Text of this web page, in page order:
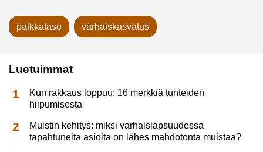
palkkataso varhaiskasvatus
Luetuimmat
Kun rakkaus loppuu: 16 merkkiä tunteiden
hiipumisesta
Muistin kehitys: miksi varhaislapsuudessa
tapahtuneita asioita on lähes mahdotonta muistaa?